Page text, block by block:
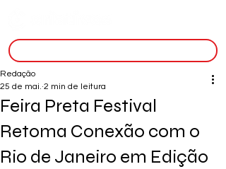
Feira Preta Festival
Retoma Conexão com o
Rio de Janeiro em Edição
Redação
25 de mai. 2 min de leitura